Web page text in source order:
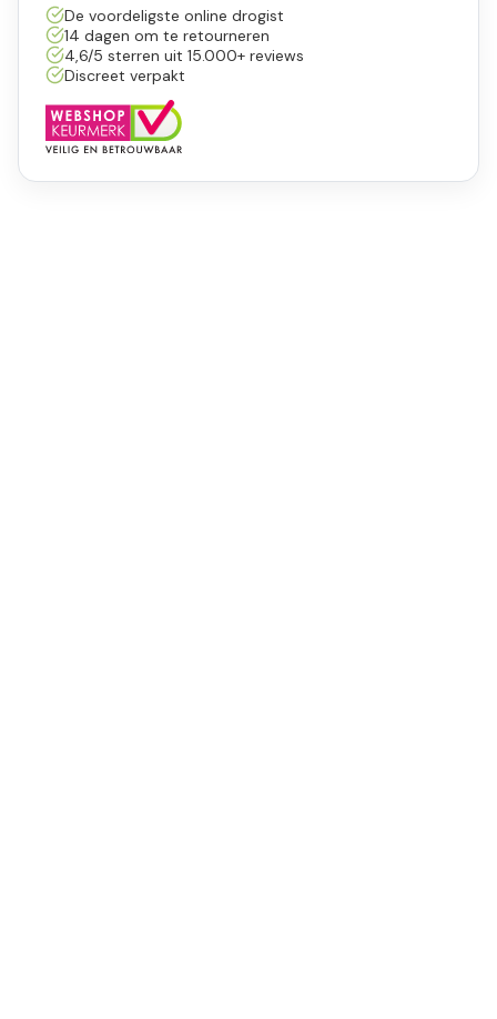
De voordeligste online drogist
14 dagen om te retourneren
4,6/5 sterren uit 15.000+ reviews
Discreet verpakt